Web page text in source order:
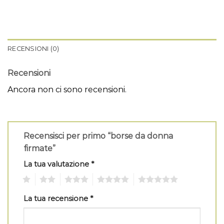
RECENSIONI (0)
Recensioni
Ancora non ci sono recensioni.
Recensisci per primo “borse da donna
firmate”
La tua valutazione *
La tua recensione *